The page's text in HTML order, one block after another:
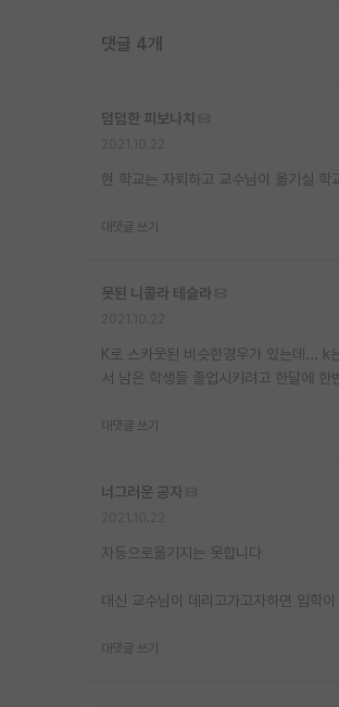
댓글 4개
덤덤한 피보나치
현 학교는 자퇴하고 교수님이 옮기실 학
대댓글 쓰기
못된 니콜라 테슬라
K로 스카웃된 비슷한경우가 있는데... k
서 남은 학생들 졸업시키려고 한달에 한
대댓글 쓰기
너그러운 공자
자동으로옮기지는 못합니다
대신 교수님이 데리고가고자하면 입학
대댓글 쓰기